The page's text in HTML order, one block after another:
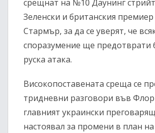
срещнат на №10 Даунинг
Зеленски и британския
Стармър, за да се уверят, че
споразумение ще предотврати
руска атака.
Високопоставената среща се
тридневни разговори във
главният украински
настоявал за промени в план